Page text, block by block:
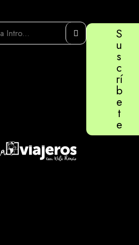
S
u
s
c
rí
b
e
t
e